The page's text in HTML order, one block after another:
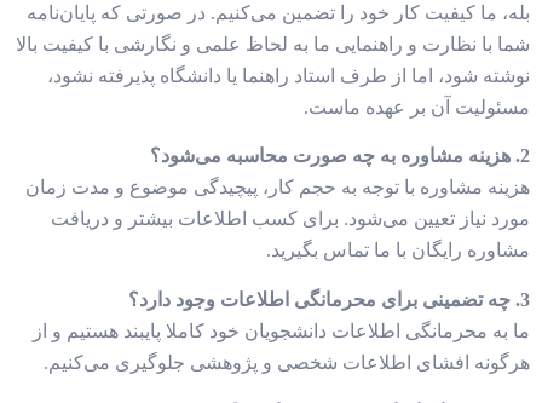
بله، ما کیفیت کار خود را تضمین می‌کنیم. در صورتی که پایان‌نامه
شما با نظارت و راهنمایی ما به لحاظ علمی و نگارشی با کیفیت بالا
نوشته شود، اما از طرف استاد راهنما یا دانشگاه پذیرفته نشود،
مسئولیت آن بر عهده ماست.
2. هزینه مشاوره به چه صورت محاسبه می‌شود؟
هزینه مشاوره با توجه به حجم کار، پیچیدگی موضوع و مدت زمان
مورد نیاز تعیین می‌شود. برای کسب اطلاعات بیشتر و دریافت
مشاوره رایگان با ما تماس بگیرید.
3. چه تضمینی برای محرمانگی اطلاعات وجود دارد؟
ما به محرمانگی اطلاعات دانشجویان خود کاملا پایبند هستیم و از
هرگونه افشای اطلاعات شخصی و پژوهشی جلوگیری می‌کنیم.